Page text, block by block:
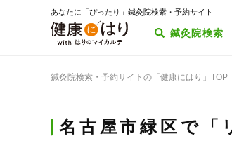
あなたに「ぴったり」鍼灸院検索・予約サイト
鍼灸院検索
鍼灸院検索・予約サイトの「健康にはり」TOP
名古屋市緑区で「